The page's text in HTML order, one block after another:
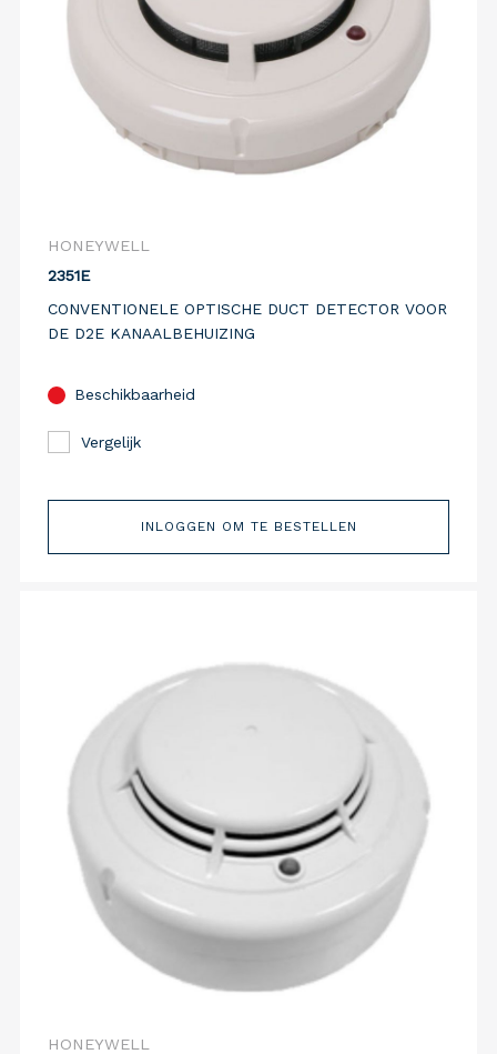
HONEYWELL
2351E
CONVENTIONELE OPTISCHE DUCT DETECTOR VOOR
DE D2E KANAALBEHUIZING
Beschikbaarheid
Vergelijk
INLOGGEN OM TE BESTELLEN
HONEYWELL